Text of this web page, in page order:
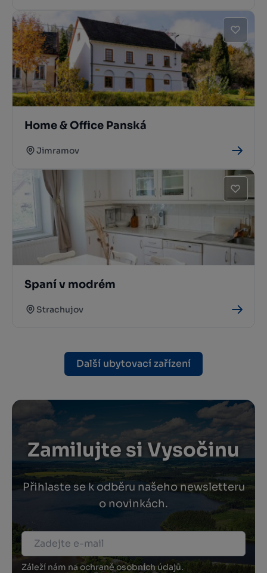
Home & Office Panská
Jimramov
Spaní v modrém
Strachujov
Další ubytovací zařízení
Zamilujte si Vysočinu
Přihlaste se k odběru našeho newsletteru
o novinkách.
Záleží nám na ochraně osobních údajů.